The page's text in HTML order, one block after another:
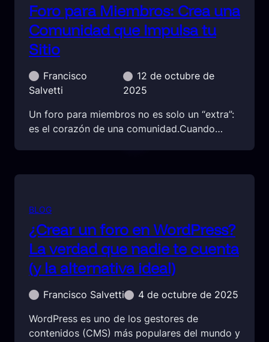
Foro para Miembros: Crea una
Comunidad que Impulsa tu
Sitio
Francisco
Salvetti
12 de octubre de
2025
Un foro para miembros no es solo un “extra”:
es el corazón de una comunidad.Cuando…
BLOG
¿Crear un foro en WordPress?
La verdad que nadie te cuenta
(y la alternativa ideal)
Francisco Salvetti
4 de octubre de 2025
WordPress es uno de los gestores de
contenidos (CMS) más populares del mundo y